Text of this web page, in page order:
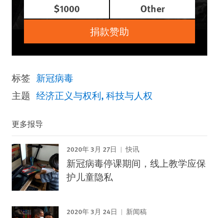
$1000
Other
捐款赞助
标签 新冠病毒
主题 经济正义与权利 科技与人权
更多报导
2020年 3月 27日 快讯
新冠病毒停课期间，线上教学应保
护儿童隐私
2020年 3月 24日 新闻稿